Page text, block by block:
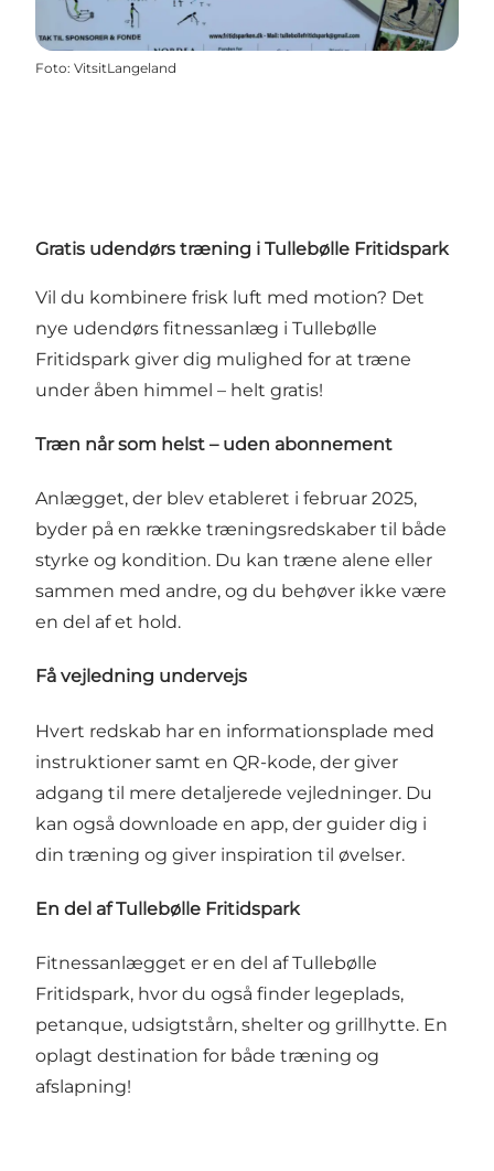
Foto: VitsitLangeland
Gratis udendørs træning i Tullebølle Fritidspark
Vil du kombinere frisk luft med motion? Det
nye udendørs fitnessanlæg i Tullebølle
Fritidspark giver dig mulighed for at træne
under åben himmel – helt gratis!
Træn når som helst – uden abonnement
Anlægget, der blev etableret i februar 2025,
byder på en række træningsredskaber til både
styrke og kondition. Du kan træne alene eller
sammen med andre, og du behøver ikke være
en del af et hold.
Få vejledning undervejs
Hvert redskab har en informationsplade med
instruktioner samt en QR-kode, der giver
adgang til mere detaljerede vejledninger. Du
kan også downloade en app, der guider dig i
din træning og giver inspiration til øvelser.
En del af Tullebølle Fritidspark
Fitnessanlægget er en del af Tullebølle
Fritidspark, hvor du også finder legeplads,
petanque, udsigtstårn, shelter og grillhytte. En
oplagt destination for både træning og
afslapning!